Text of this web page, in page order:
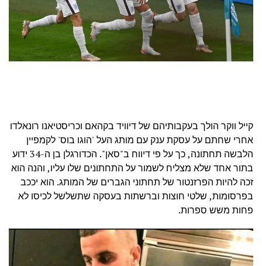
קייל ווקר הולך בעקבותיהם של דיוויד בקהאם וכריסטיאנו רונאלדו
אחרי שחתם על עסקת ענק עם מותג העל 'הוגו בוס' לקמפיין
הלבשה תחתונה, כך על פי דיווח ב"סאן". הכדורגלן בן ה-34 ידוע
בתור אחד שלא מצליח לשמור על התחתונים שלו עליו, והנה הוא
זכה להיות הפרזנטור של תחתוני הגברים של המותג. הוא יככב
בפרסומות, שלטי חוצות וברשתות בעסקה שתשלשל לכיסו לא
פחות משש ספרות.